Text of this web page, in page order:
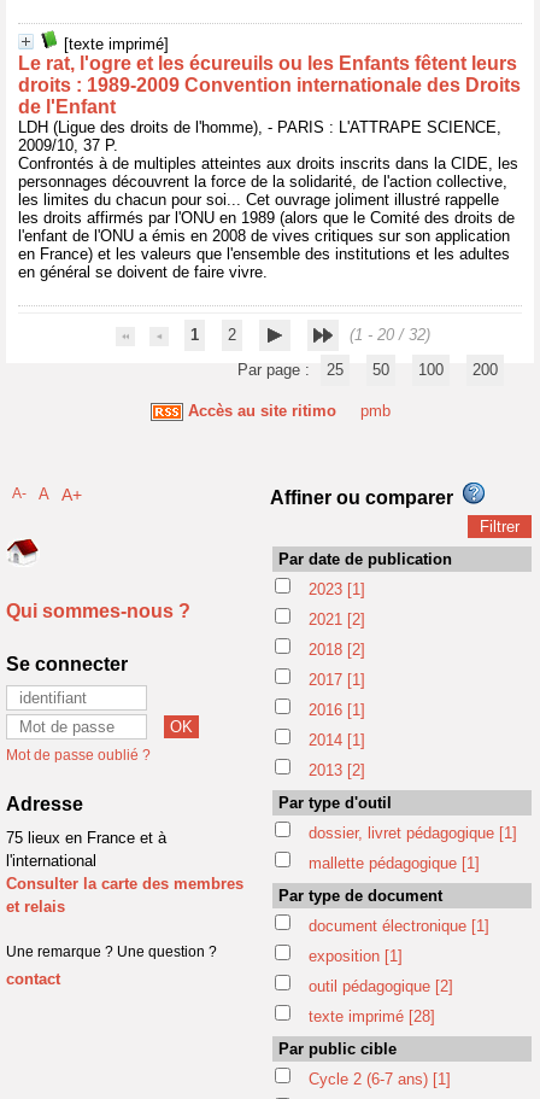
[texte imprimé]
Le rat, l'ogre et les écureuils ou les Enfants fêtent leurs
droits : 1989-2009 Convention internationale des Droits
de l'Enfant
LDH (Ligue des droits de l'homme), - PARIS : L'ATTRAPE SCIENCE,
2009/10, 37 P.
Confrontés à de multiples atteintes aux droits inscrits dans la CIDE, les
personnages découvrent la force de la solidarité, de l'action collective,
les limites du chacun pour soi... Cet ouvrage joliment illustré rappelle
les droits affirmés par l'ONU en 1989 (alors que le Comité des droits de
l'enfant de l'ONU a émis en 2008 de vives critiques sur son application
en France) et les valeurs que l'ensemble des institutions et les adultes
en général se doivent de faire vivre.
1 2
(1 - 20 / 32)
Par page :
25 50 100 200
Accès au site ritimo pmb
A- A A+
Qui sommes-nous ?
Se connecter
Mot de passe oublié ?
Adresse
75 lieux en France et à
l'international
Consulter la carte des membres
et relais
Une remarque ? Une question ?
contact
Affiner ou comparer
Par date de publication
2023 [1]
2021 [2]
2018 [2]
2017 [1]
2016 [1]
2014 [1]
2013 [2]
Par type d'outil
dossier, livret pédagogique [1]
mallette pédagogique [1]
Par type de document
document électronique [1]
exposition [1]
outil pédagogique [2]
texte imprimé [28]
Par public cible
Cycle 2 (6-7 ans) [1]